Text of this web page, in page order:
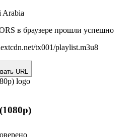
Arabia
в браузере прошли успешно
tx001/playlist.m3u8
URL